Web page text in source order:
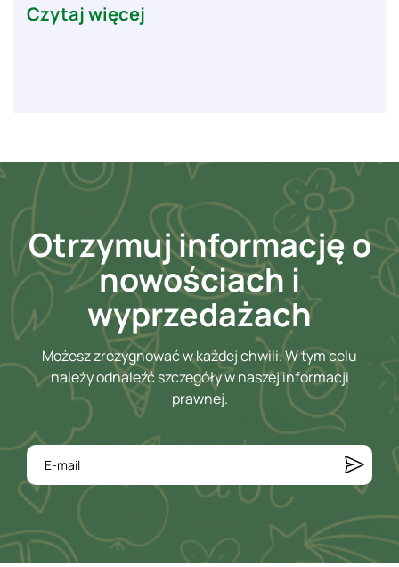
Czytaj więcej
Otrzymuj informację o
nowościach i
wyprzedażach
Możesz zrezygnować w każdej chwili. W tym celu
należy odnaleźć szczegóły w naszej informacji
prawnej.